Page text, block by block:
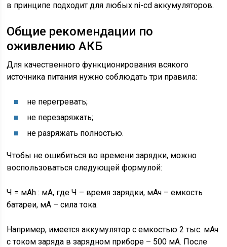
в принципе подходит для любых ni-cd аккумуляторов.
Общие рекомендации по
оживлению АКБ
Для качественного функционирования всякого
источника питания нужно соблюдать три правила:
не перегревать;
не перезаряжать;
не разряжать полностью.
Чтобы не ошибиться во времени зарядки, можно
воспользоваться следующей формулой:
Ч = мАh : мА, где Ч – время зарядки, мАч – емкость
батареи, мА – сила тока.
Например, имеется аккумулятор с емкостью 2 тыс. мАч
с током заряда в зарядном приборе – 500 мА. После